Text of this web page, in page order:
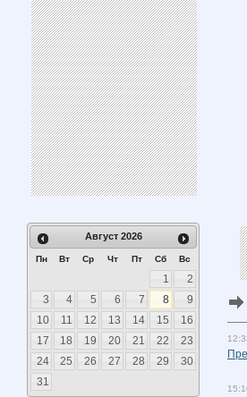
Август 2026
Пн Вт Ср Чт Пт Сб Вс
1
2
3
4 5 6 7 8
9
10
11 12 13 14 15
16
17
18 19 20 21 22
23
24
25 26 27 28 29
30
31